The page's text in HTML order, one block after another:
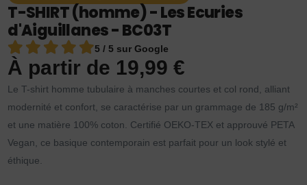
T-SHIRT (homme) - Les Ecuries
d'Aiguillanes - BC03T
5 / 5 sur Google
À partir de 19,99€
Le T-shirt homme tubulaire à manches courtes et col rond, alliant
modernité et confort, se caractérise par un grammage de 185 g/m²
et une matière 100% coton. Certifié OEKO-TEX et approuvé PETA
Vegan, ce basique contemporain est parfait pour un look stylé et
éthique.